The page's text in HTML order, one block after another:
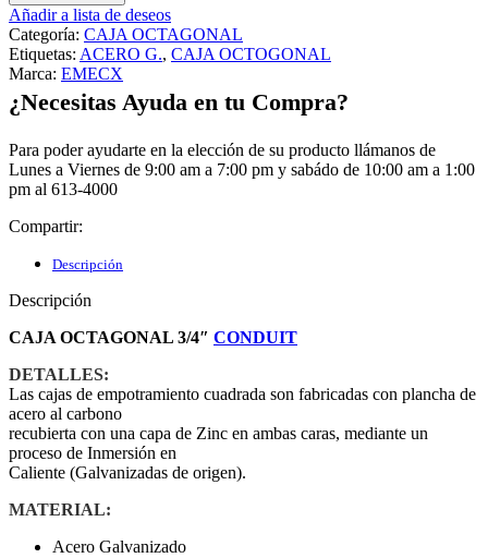
Añadir a lista de deseos
Categoría: CAJA OCTAGONAL
Etiquetas: ACERO G., CAJA OCTOGONAL
Marca: EMECX
¿Necesitas Ayuda en tu Compra?
Para poder ayudarte en la elección de su producto llámanos de
Lunes a Viernes de 9:00 am a 7:00 pm y sabádo de 10:00 am a 1:00
pm al 613-4000
Compartir:
Descripción
Descripción
CAJA OCTAGONAL 3/4″ CONDUIT
DETALLES:
Las cajas de empotramiento cuadrada son fabricadas con plancha de
acero al carbono
recubierta con una capa de Zinc en ambas caras, mediante un
proceso de Inmersión en
Caliente (Galvanizadas de origen).
MATERIAL:
Acero Galvanizado